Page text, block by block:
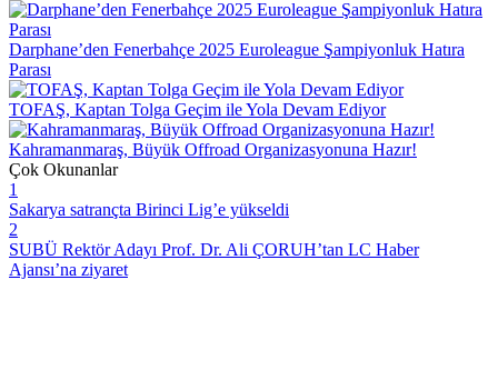
Darphane’den Fenerbahçe 2025 Euroleague Şampiyonluk Hatıra
Parası
TOFAŞ, Kaptan Tolga Geçim ile Yola Devam Ediyor
Kahramanmaraş, Büyük Offroad Organizasyonuna Hazır!
Çok Okunanlar
1
Sakarya satrançta Birinci Lig’e yükseldi
2
SUBÜ Rektör Adayı Prof. Dr. Ali ÇORUH’tan LC Haber
Ajansı’na ziyaret